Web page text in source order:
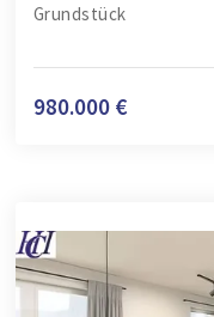
Grundstück
980.000 €